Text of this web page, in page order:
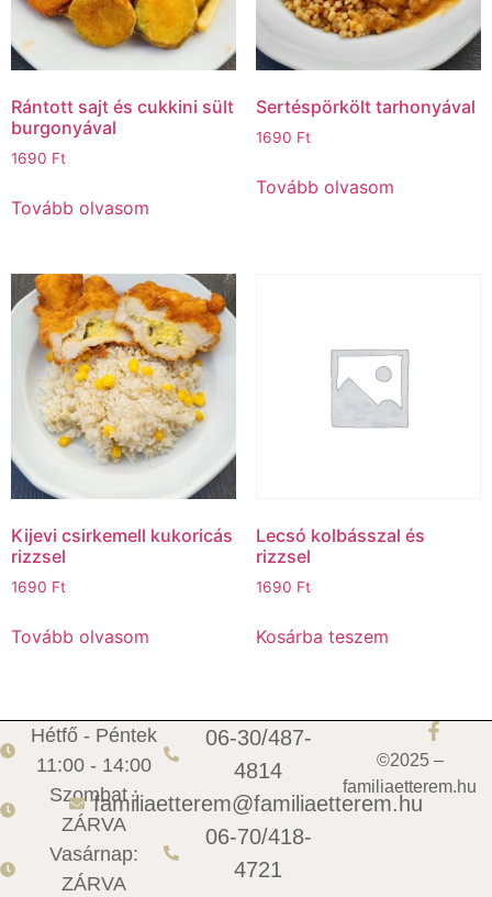
Rántott sajt és cukkini sült
burgonyával
1690 Ft
Tovább olvasom
Sertéspörkölt tarhonyával
1690 Ft
Tovább olvasom
Kijevi csirkemell kukoricás
rizzsel
1690 Ft
Tovább olvasom
Lecsó kolbásszal és
rizzsel
1690 Ft
Kosárba teszem
Hétfő - Péntek
11:00 - 14:00
Szombat :
ZÁRVA
Vasárnap:
ZÁRVA
06-30/487-
4814
familiaetterem@familiaetterem.hu
06-70/418-
4721
©2025 –
familiaetterem.hu